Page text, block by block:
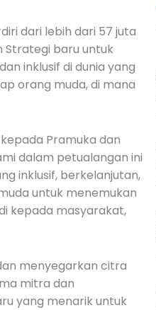
dari lebih dari 57 juta
Strategi baru untuk
inklusif di dunia yang
orang muda, di mana
Pramuka dan
dalam petualangan ini
inklusif, berkelanjutan,
untuk menemukan
kepada masyarakat,
menyegarkan citra
mitra dan
yang menarik untuk